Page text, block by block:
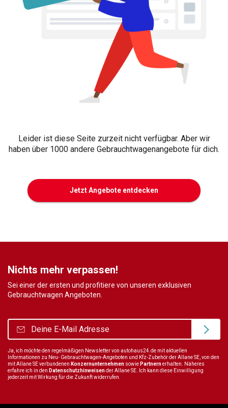
Leider ist diese Seite zurzeit nicht verfügbar. Aber wir
haben über 1000 andere Gebrauchtwagenangebote für dich.
Jetzt Angebote entdecken
Nichts mehr verpassen!
Sei einer der ersten und profitiere von unseren exklusiven
Gebrauchtwagen Angeboten.
Ja, ich möchte den regelmäßigen Newsletter von autohaus24.de mit aktuellen
Informationen zu Neu- Gebrauchtwagen-Angeboten und Kfz-Zubehör der Allane SE, von den
mit Allane SE verbundenen Konzernunternehmen sowie Partnernerhalten. Näheres
erfahre ich in den Datenschutzhinweisender Allane SE. Ich kann diese Einwilligung
jederzeit mit Wirkung für die Zukunft widerrufen.